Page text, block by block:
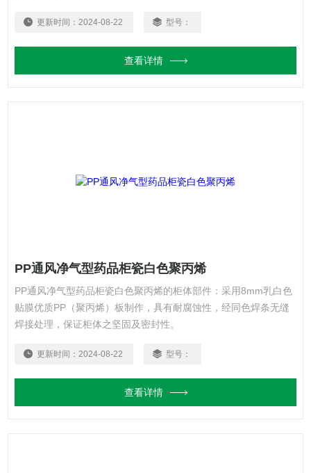
更新时间： 2024-08-22 型号：
查看详情
PP通风净气型药品柜瓷白色聚丙烯
PP通风净气型药品柜瓷白色聚丙烯的柜体部件：采用8mm乳白色
贴膜优质PP（聚丙烯）板制作，具有耐腐蚀性，经同色焊条无缝
焊接处理，保证柜体之坚固及密封性。
更新时间： 2024-08-22 型号：
查看详情